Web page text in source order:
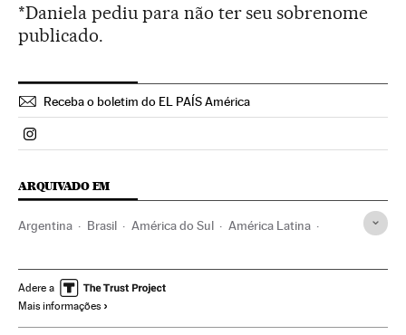
*Daniela pediu para não ter seu sobrenome
publicado.
Receba o boletim do EL PAÍS América
Politica El País Brasil en Instagram
ARQUIVADO EM
Argentina Brasil América do Sul América Latina
Transexualidade Lgtbiq
Delitos ódio Grupos sociais
Adere a
Mais informações